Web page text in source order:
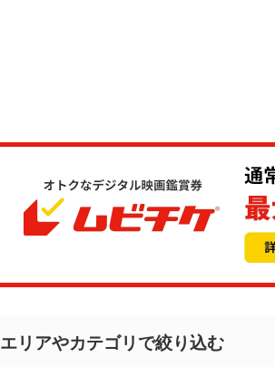
エリアやカテゴリで絞り込む